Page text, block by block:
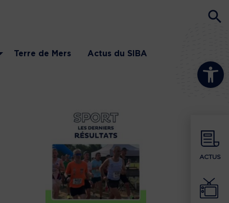
Ouvrir la
ACTUS
Terre de Mers Actus du SIBA